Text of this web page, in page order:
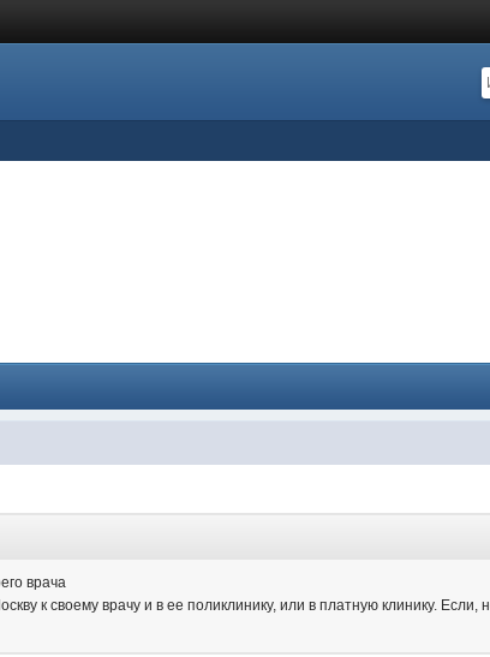
врача
к своему врачу и в ее поликлинику, или в платную клинику. Если,